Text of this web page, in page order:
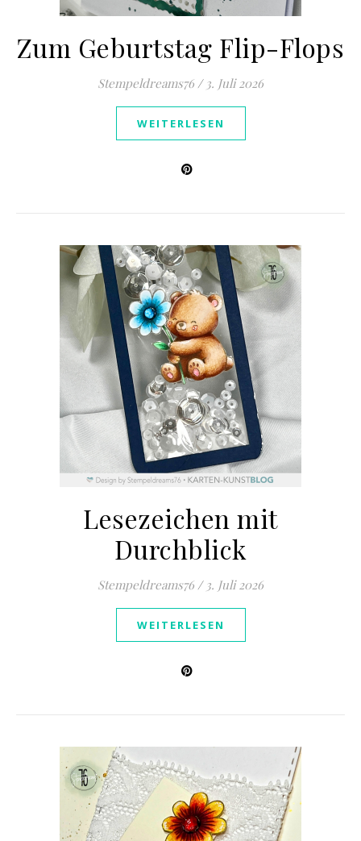
Zum Geburtstag Flip-Flops
Stempeldreams76 / 3. Juli 2026
WEITERLESEN
Lesezeichen mit
Durchblick
Stempeldreams76 / 3. Juli 2026
WEITERLESEN